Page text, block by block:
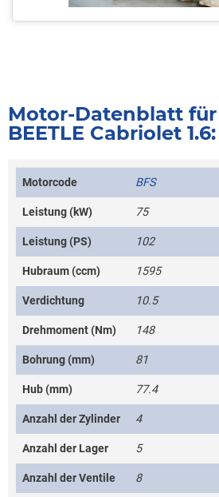
Motor-Datenblatt für
BEETLE Cabriolet 1.6:
Motorcode BFS
Leistung (kW) 75
Leistung (PS) 102
Hubraum (ccm) 1595
Verdichtung 10.5
Drehmoment (Nm) 148
Bohrung (mm) 81
Hub (mm) 77.4
Anzahl der Zylinder 4
Anzahl der Lager 5
Anzahl der Ventile 8